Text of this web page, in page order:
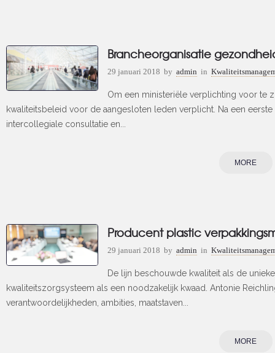
Brancheorganisatie
29 januari 2018 by admin in
Om een ministeriële verplichting voor te
kwaliteitsbeleid voor de aangesloten leden verplicht. Na een
intercollegiale consultatie en...
MORE
Producent plastic
29 januari 2018 by admin in
De lijn beschouwde kwaliteit als de
kwaliteitszorgsysteem als een noodzakelijk kwaad. Antonie
verantwoordelijkheden, ambities, maatstaven...
MORE